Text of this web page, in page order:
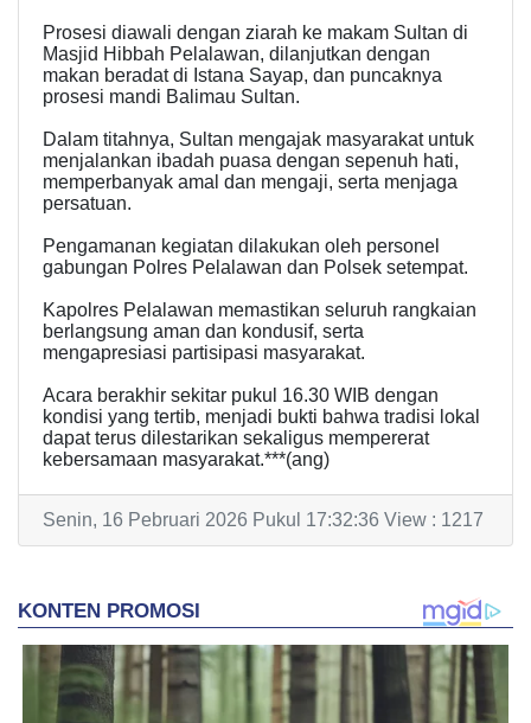
Prosesi diawali dengan ziarah ke makam Sultan di
Masjid Hibbah Pelalawan, dilanjutkan dengan
makan beradat di Istana Sayap, dan puncaknya
prosesi mandi Balimau Sultan.
Dalam titahnya, Sultan mengajak masyarakat untuk
menjalankan ibadah puasa dengan sepenuh hati,
memperbanyak amal dan mengaji, serta menjaga
persatuan.
Pengamanan kegiatan dilakukan oleh personel
gabungan Polres Pelalawan dan Polsek setempat.
Kapolres Pelalawan memastikan seluruh rangkaian
berlangsung aman dan kondusif, serta
mengapresiasi partisipasi masyarakat.
Acara berakhir sekitar pukul 16.30 WIB dengan
kondisi yang tertib, menjadi bukti bahwa tradisi lokal
dapat terus dilestarikan sekaligus mempererat
kebersamaan masyarakat.***(ang)
Senin, 16 Pebruari 2026 Pukul 17:32:36 View : 1217